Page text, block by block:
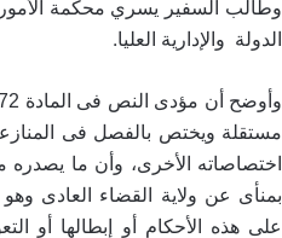
وطالب السفير يسري محكمة
الدولة والإدارية العليا.
مستقلة ويختص بالفصل فى
اختصاصاته الأخرى، وأن ما
بمنأى عن ولاية القضاء العادى
على هذه الأحكام أو إبطالها أو